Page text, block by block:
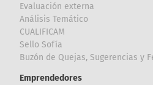
Evaluación externa
Análisis Temático
CUALIFICAM
Sello Sofía
Buzón de Quejas, Sugerencias y
Emprendedores